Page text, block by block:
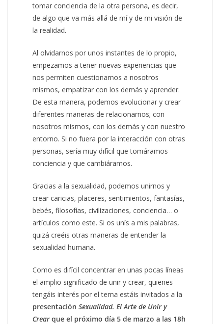
tomar conciencia de la otra persona, es decir,
de algo que va más allá de mí y de mi visión de
la realidad.
Al olvidarnos por unos instantes de lo propio,
empezamos a tener nuevas experiencias que
nos permiten cuestionarnos a nosotros
mismos, empatizar con los demás y aprender.
De esta manera, podemos evolucionar y crear
diferentes maneras de relacionarnos; con
nosotros mismos, con los demás y con nuestro
entorno. Si no fuera por la interacción con otras
personas, sería muy difícil que tomáramos
conciencia y que cambiáramos.
Gracias a la sexualidad, podemos unirnos y
crear caricias, placeres, sentimientos, fantasías,
bebés, filosofías, civilizaciones, conciencia… o
artículos como este. Si os unís a mis palabras,
quizá creéis otras maneras de entender la
sexualidad humana.
Como es difícil concentrar en unas pocas líneas
el amplio significado de unir y crear, quienes
tengáis interés por el tema estáis invitados a la
presentaciónSexualidad. El Arte de Unir y
Crear que el próximo día 5 de marzo a las 18h